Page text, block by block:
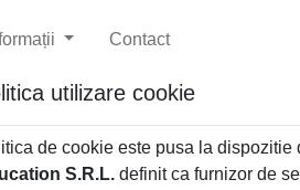
Contact
utilizare cookie
de cookie este pusa la dispozitie
S.R.L. definit ca furnizor de